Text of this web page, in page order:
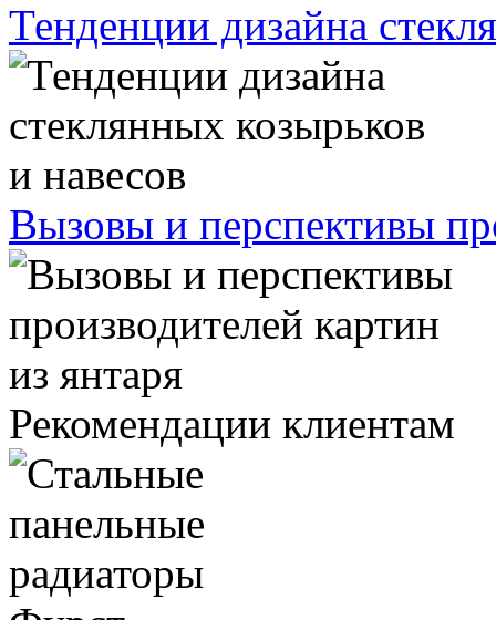
Тенденции дизайна
Вызовы и перспективы
Рекомендации клиентам